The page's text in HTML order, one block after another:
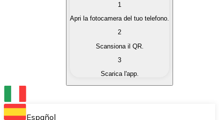
Acquista le criptovalute che ti interessano in modo
Converti le tue criptovalute in valuta fiat quando ne
Scambia una criptovaluta con un'altra
Conserva le tue cripto in un Wallet self-custodial.
1
Apri la fotocamera del tuo telefono.
2
Scansiona il QR.
3
Scarica l'app.
Español